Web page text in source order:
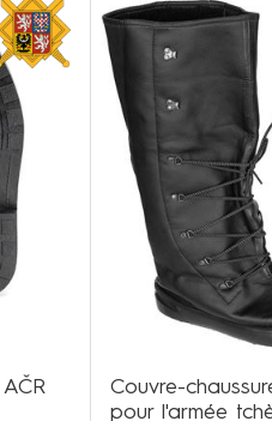
Couvre-
pour l'armée